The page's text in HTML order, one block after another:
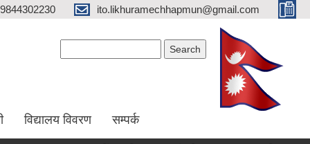
9844302230 ito.likhuramechhapmun@gmail.com
विद्यालय विवरण सम्पर्क